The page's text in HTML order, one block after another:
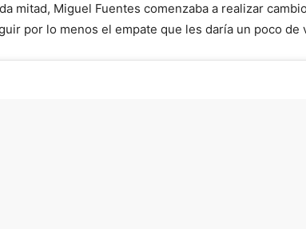
mitad, Miguel Fuentes comenzaba a realizar
por lo menos el empate que les daría un poco de